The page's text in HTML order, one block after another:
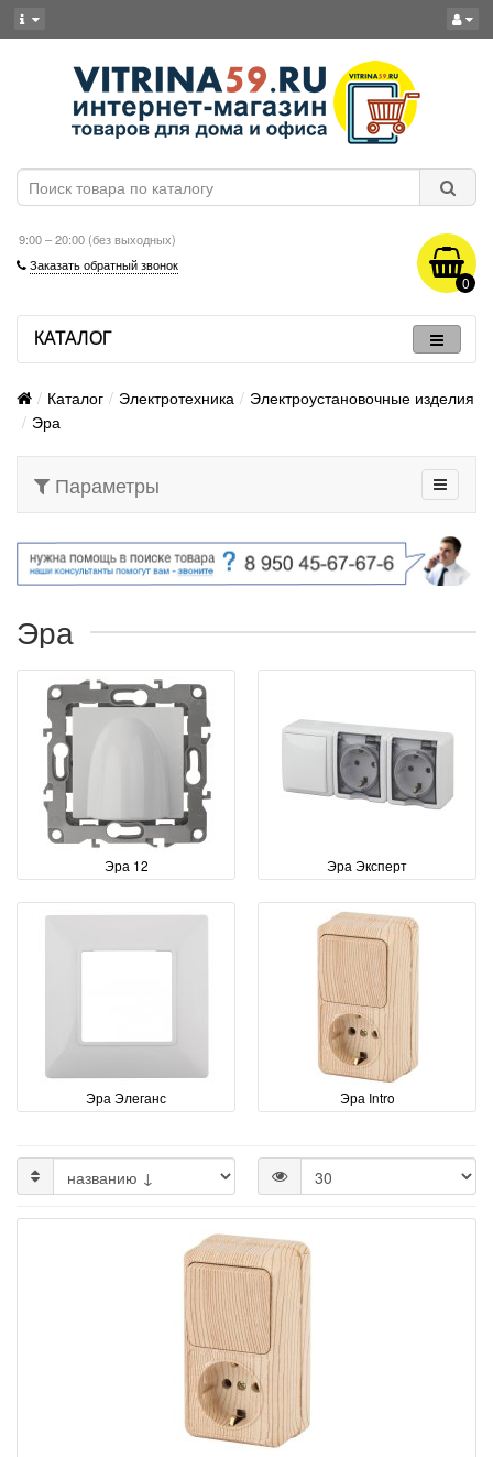
9:00 – 20:00 (без выходных)
Заказать обратный звонок
0
КАТАЛОГ
Каталог Электротехника
Электроустановочные изделия
Эра
Параметры
Эра
Эра 12 Эра Эксперт
Эра Элеганс Эра Intro